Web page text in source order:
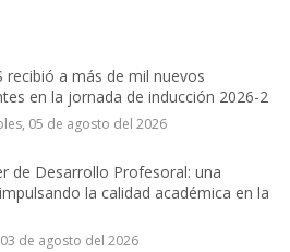
recibió a más de mil nuevos
en la jornada de inducción 2026-2
05 de agosto del 2026
de Desarrollo Profesoral: una
la calidad académica en la
de agosto del 2026